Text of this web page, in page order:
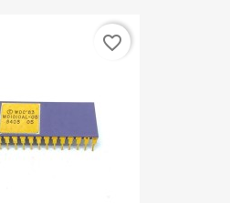
favorite_border